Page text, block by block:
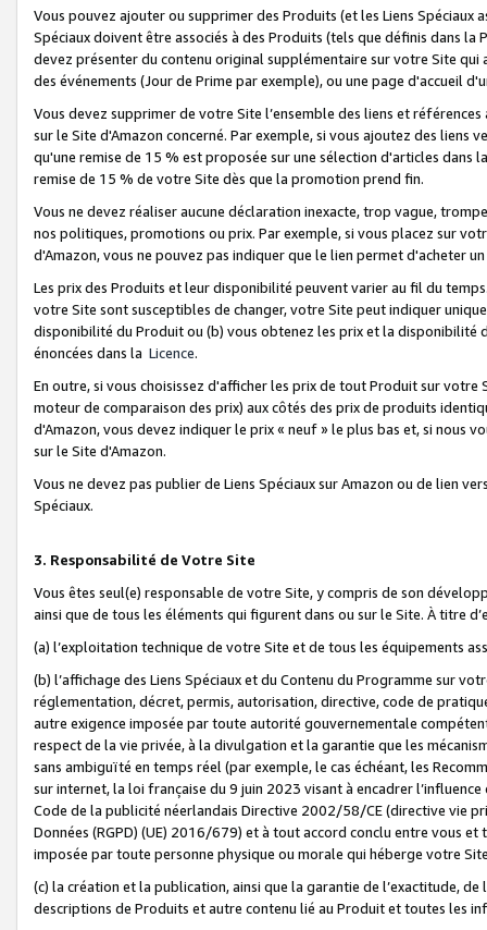
Vous pouvez ajouter ou supprimer des Produits (et les Liens
Spéciaux doivent être associés à des Produits (tels que définis dans
devez présenter du contenu original supplémentaire sur votre Site qui
des événements (Jour de Prime par exemple), ou une page d'accueil
Vous devez supprimer de votre Site l’ensemble des liens et
sur le Site d'Amazon concerné. Par exemple, si vous ajoutez des
qu'une remise de 15 % est proposée sur une sélection d'articles
remise de 15 % de votre Site dès que la promotion prend fin.
Vous ne devez réaliser aucune déclaration inexacte, trop vague,
nos politiques, promotions ou prix. Par exemple, si vous placez sur
d'Amazon, vous ne pouvez pas indiquer que le lien permet d'acheter
Les prix des Produits et leur disponibilité peuvent varier au fil du
votre Site sont susceptibles de changer, votre Site peut indiquer
disponibilité du Produit ou (b) vous obtenez les prix et la disponibilité
énoncées dans la Licence.
En outre, si vous choisissez d'afficher les prix de tout Produit sur
moteur de comparaison des prix) aux côtés des prix de produits
d'Amazon, vous devez indiquer le prix « neuf » le plus bas et, si nous
sur le Site d'Amazon.
Vous ne devez pas publier de Liens Spéciaux sur Amazon ou de lien
Spéciaux.
3. Responsabilité de Votre Site
Vous êtes seul(e) responsable de votre Site, y compris de son
ainsi que de tous les éléments qui figurent dans ou sur le Site. À titre
(a) l’exploitation technique de votre Site et de tous les équipements
(b) l’affichage des Liens Spéciaux et du Contenu du Programme sur
réglementation, décret, permis, autorisation, directive, code de
autre exigence imposée par toute autorité gouvernementale
respect de la vie privée, à la divulgation et la garantie que les
sans ambiguïté en temps réel (par exemple, le cas échéant, les
sur internet, la loi française du 9 juin 2023 visant à encadrer
Code de la publicité néerlandais Directive 2002/58/CE (directive vie
Données (RGPD) (UE) 2016/679) et à tout accord conclu entre vous
imposée par toute personne physique ou morale qui héberge votre
(c) la création et la publication, ainsi que la garantie de l’exactitude,
descriptions de Produits et autre contenu lié au Produit et toutes les